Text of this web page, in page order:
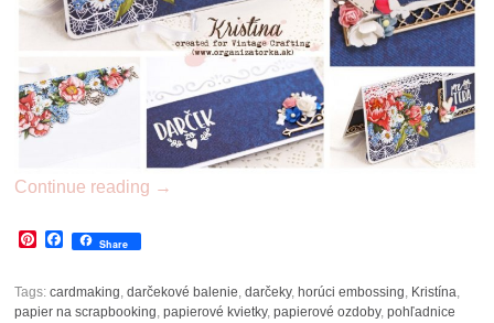
Continue reading →
Pinterest
Facebook
Share
Tags:cardmaking,darčekové balenie,darčeky, horúci embossing, Kristína,
papier na scrapbooking,papierové kvietky,papierové ozdoby,pohľadnice